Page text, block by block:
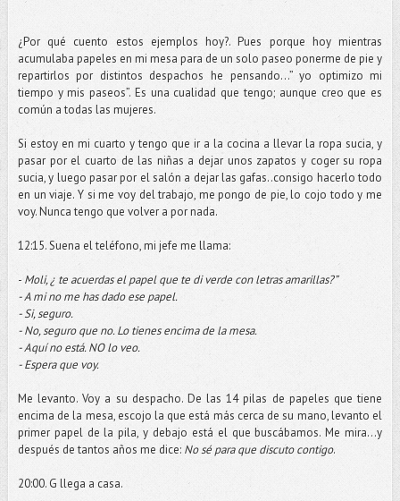
¿Por qué cuento estos ejemplos hoy?. Pues porque hoy mientras
acumulaba papeles en mi mesa para de un solo paseo ponerme de pie y
repartirlos por distintos despachos he pensando…” yo optimizo mi
tiempo y mis paseos”. Es una cualidad que tengo; aunque creo que es
común a todas las mujeres.
Si estoy en mi cuarto y tengo que ir a la cocina a llevar la ropa sucia, y
pasar por el cuarto de las niñas a dejar unos zapatos y coger su ropa
sucia, y luego pasar por el salón a dejar las gafas..consigo hacerlo todo
en un viaje. Y si me voy del trabajo, me pongo de pie, lo cojo todo y me
voy. Nunca tengo que volver a por nada.
12:15. Suena el teléfono, mi jefe me llama:
- Moli, ¿ te acuerdas el papel que te di verde con letras amarillas?”
- A mi no me has dado ese papel.
- Si, seguro.
- No, seguro que no. Lo tienes encima de la mesa.
- Aquí no está. NO lo veo.
- Espera que voy.
Me levanto. Voy a su despacho. De las 14 pilas de papeles que tiene
encima de la mesa, escojo la que está más cerca de su mano, levanto el
primer papel de la pila, y debajo está el que buscábamos. Me mira…y
después de tantos años me dice: No sé para que discuto contigo.
20:00. G llega a casa.